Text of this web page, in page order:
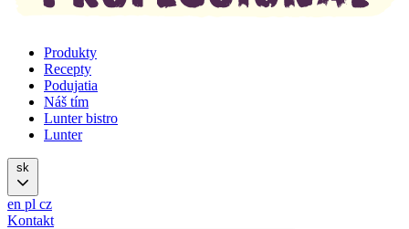
Produkty
Recepty
Podujatia
Náš tím
Lunter bistro
Lunter
sk
en pl cz
Kontakt